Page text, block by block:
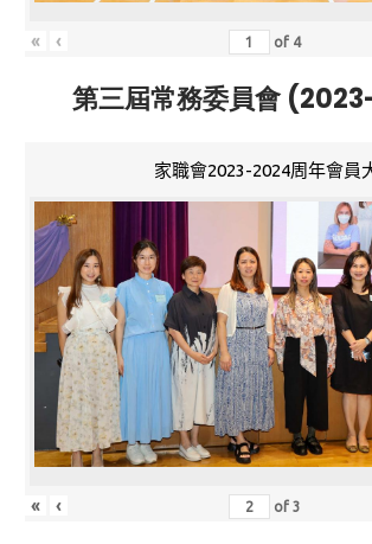
« ‹ of 4
第三屆常務委員會
家職會2023-2024周年會員
« ‹ of3